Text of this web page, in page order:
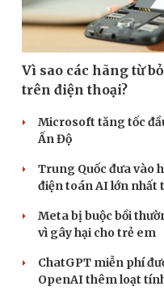
Vì sao các hãng từ
trên điện thoại?
Microsoft tăng tốc
Ấn Độ
Trung Quốc đưa vào
điện toán AI lớn nhất
Meta bị buộc bồi
vì gây hại cho trẻ em
ChatGPT miễn phí
OpenAI thêm loạt